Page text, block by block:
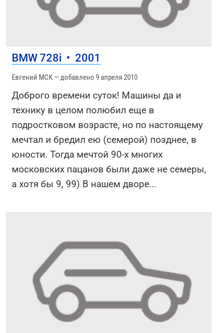
BMW 728i • 2001
Евгений МСК — добавлено 9 апреля 2010
Доброго времени суток! Машины да и
технику в целом полюбил еще в
подростковом возрасте, но по настоящему
мечтал и бредил ею (семерой) позднее, в
юности. Тогда мечтой 90-х многих
московских пацанов были даже не семеры,
а хотя бы 9, 99) В нашем дворе...